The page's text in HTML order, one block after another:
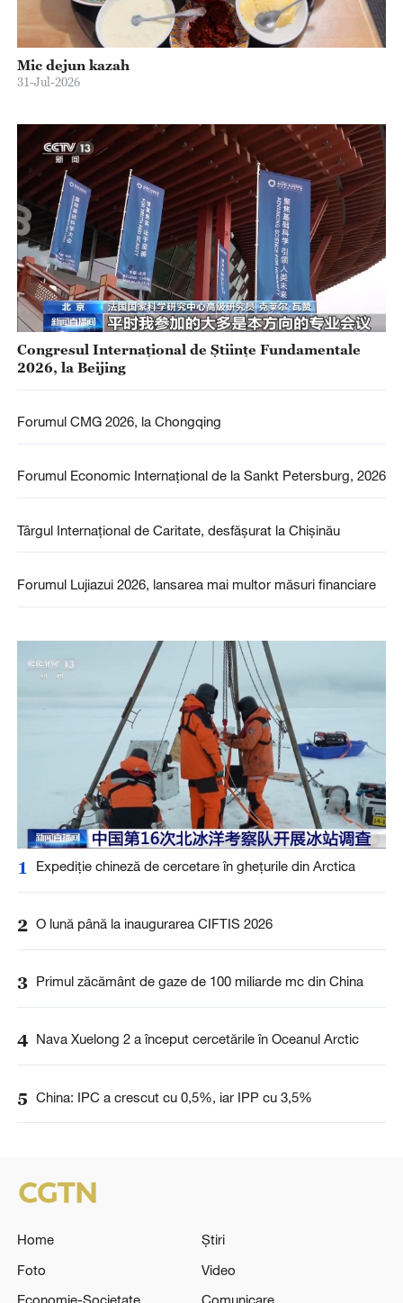
Mic dejun kazah
31-Jul-2026
Congresul Internațional de Științe Fundamentale
2026, la Beijing
Forumul CMG 2026, la Chongqing
Forumul Economic Internațional de la Sankt Petersburg, 2026
Târgul Internațional de Caritate, desfășurat la Chișinău
Forumul Lujiazui 2026, lansarea mai multor măsuri financiare
1 Expediție chineză de cercetare în ghețurile din Arctica
2 O lună până la inaugurarea CIFTIS 2026
3 Primul zăcământ de gaze de 100 miliarde mc din China
4 Nava Xuelong 2 a început cercetările în Oceanul Arctic
5 China: IPC a crescut cu 0,5%, iar IPP cu 3,5%
Home
Știri
Foto
Video